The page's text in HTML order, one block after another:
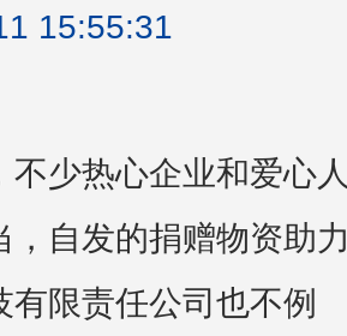
15:55:31
少热心企业和爱心人
自发的捐赠物资助力
限责任公司也不例